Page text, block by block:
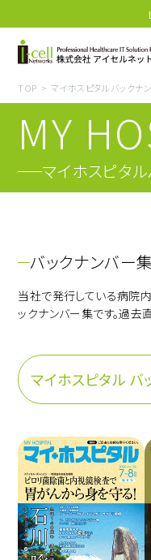
TOP マイホスピタルバックナ
MY
マイホスピタ
バックナンバー集
当社で発行している病院
ックナンバー集です。過去
マイホスピタル バ